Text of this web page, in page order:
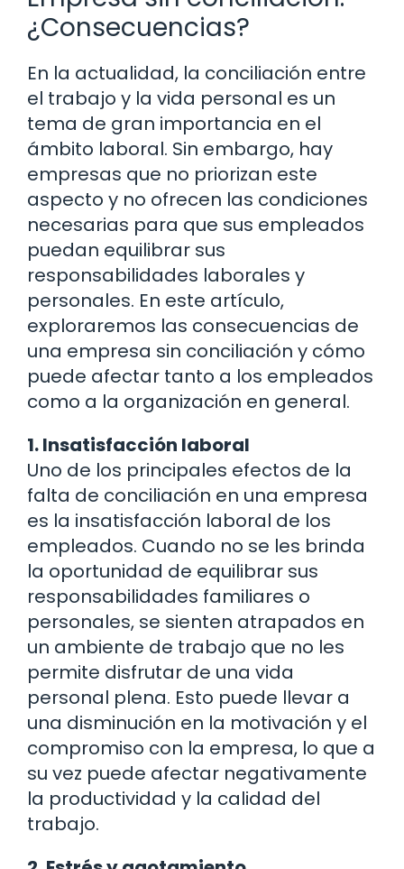
¿Consecuencias?
En la actualidad, la conciliación entre
el trabajo y la vida personal es un
tema de gran importancia en el
ámbito laboral. Sin embargo, hay
empresas que no priorizan este
aspecto y no ofrecen las condiciones
necesarias para que sus empleados
puedan equilibrar sus
responsabilidades laborales y
personales. En este artículo,
exploraremos las consecuencias de
una empresa sin conciliación y cómo
puede afectar tanto a los empleados
como a la organización en general.
1. Insatisfacción laboral
Uno de los principales efectos de la
falta de conciliación en una empresa
es la insatisfacción laboral de los
empleados. Cuando no se les brinda
la oportunidad de equilibrar sus
responsabilidades familiares o
personales, se sienten atrapados en
un ambiente de trabajo que no les
permite disfrutar de una vida
personal plena. Esto puede llevar a
una disminución en la motivación y el
compromiso con la empresa, lo que a
su vez puede afectar negativamente
la productividad y la calidad del
trabajo.